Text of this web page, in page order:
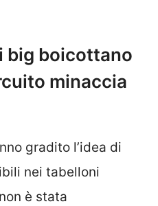
big boicottano
minaccia
gradito l’idea di
nei tabelloni
è stata